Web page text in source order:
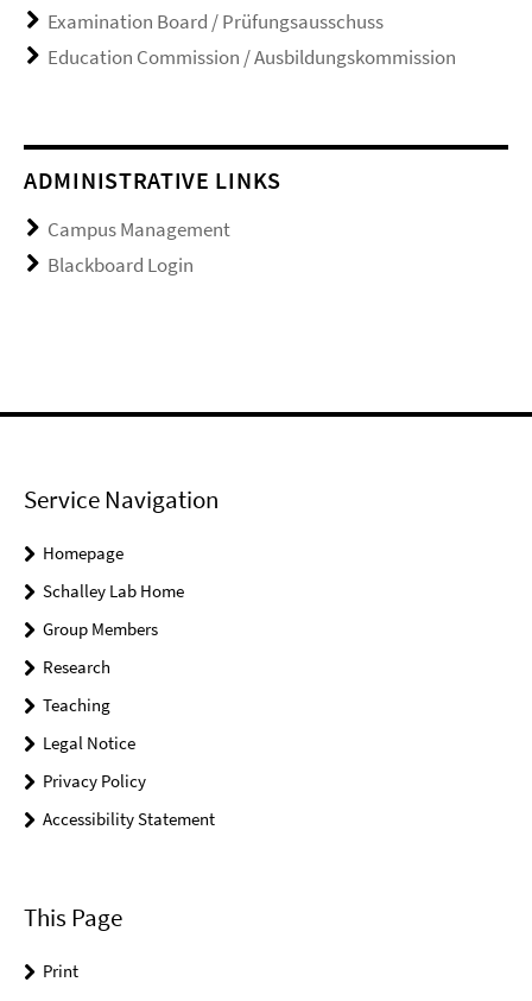
Examination Board / Prüfungsausschuss
Education Commission / Ausbildungskommission
ADMINISTRATIVE LINKS
Campus Management
Blackboard Login
Service Navigation
Homepage
Schalley Lab Home
Group Members
Research
Teaching
Legal Notice
Privacy Policy
Accessibility Statement
This Page
Print